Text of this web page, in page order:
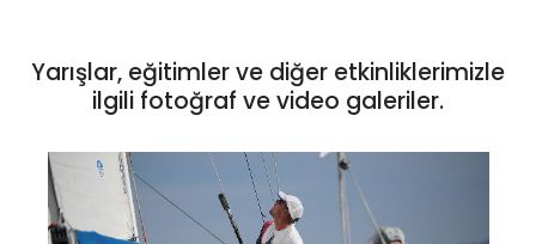
Yarışlar, eğitimler ve diğer etkinliklerimizle
ilgili fotoğraf ve video galeriler.